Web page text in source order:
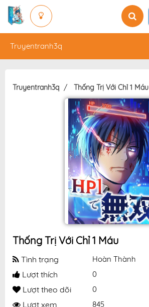
Truyentranh3q
Truyentranh3q Thống Trị Với Chỉ 1 Máu
Thống Trị Với Chỉ 1 Máu
Tình trạng Hoàn Thành
Lượt thích 0
Lượt theo dõi 0
Lượt xem 845